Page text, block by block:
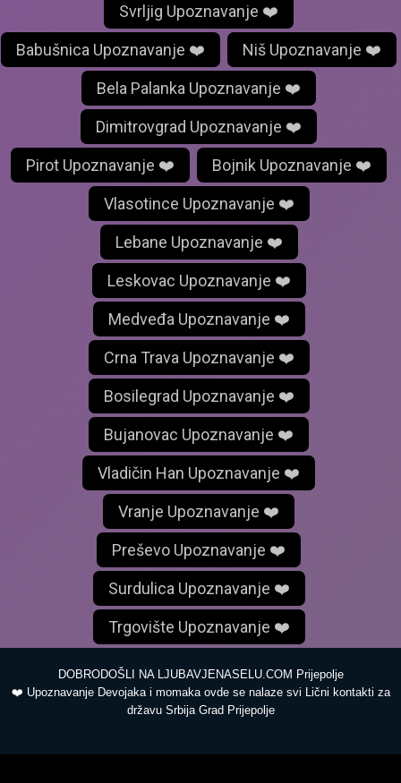
Svrljig Upoznavanje ❤️
Babušnica Upoznavanje ❤️ Niš Upoznavanje ❤️
Bela Palanka Upoznavanje ❤️
Dimitrovgrad Upoznavanje ❤️
Pirot Upoznavanje ❤️ Bojnik Upoznavanje ❤️
Vlasotince Upoznavanje ❤️
Lebane Upoznavanje ❤️
Leskovac Upoznavanje ❤️
Medveđa Upoznavanje ❤️
Crna Trava Upoznavanje ❤️
Bosilegrad Upoznavanje ❤️
Bujanovac Upoznavanje ❤️
Vladičin Han Upoznavanje ❤️
Vranje Upoznavanje ❤️
Preševo Upoznavanje ❤️
Surdulica Upoznavanje ❤️
Trgovište Upoznavanje ❤️
DOBRODOŠLI NA LJUBAVJENASELU.COM Prijepolje
❤️ Upoznavanje Devojaka i momaka ovde se nalaze svi Lični kontakti za
državu Srbija Grad Prijepolje